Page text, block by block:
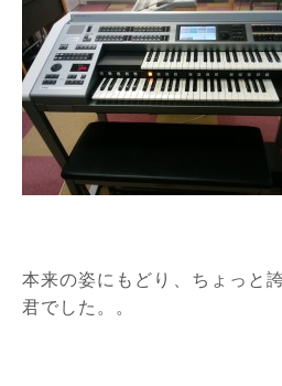
本来の姿にもどり、ちょっと
君でした。。